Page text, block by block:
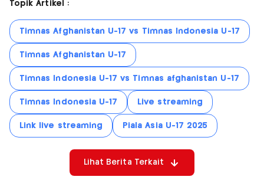
Topik Artikel :
Timnas Afghanistan U-17 vs Timnas Indonesia U-17
Timnas Afghanistan U-17
Timnas Indonesia U-17 vs Timnas afghanistan U-17
Timnas Indonesia U-17 Live streaming
Link live streaming Piala Asia U-17 2025
Lihat Berita Terkait